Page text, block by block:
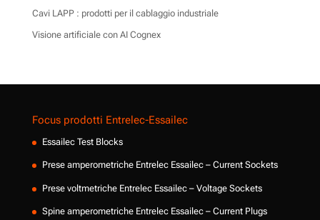
Cavi LAPP : prodotti per il cablaggio industriale
Visione artificiale con AI Cognex
Focus prodotti Entrelec-Essailec
Essailec Test Blocks
Prese amperometriche Entrelec Essailec – Current Sockets
Prese voltmetriche Entrelec Essailec – Voltage Sockets
Spine amperometriche Entrelec Essailec – Current Plugs